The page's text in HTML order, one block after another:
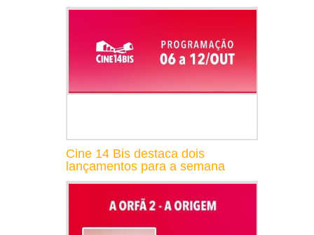
Cine 14 Bis destaca dois
lançamentos para a semana